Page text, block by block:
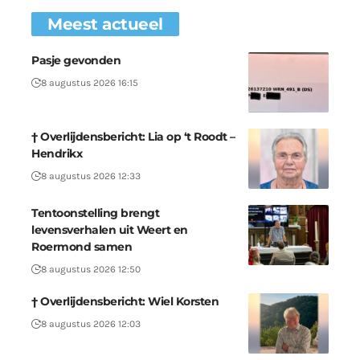
Meest actueel
Pasje gevonden
8 augustus 2026 16:15
† Overlijdensbericht: Lia op ‘t Roodt –
Hendrikx
8 augustus 2026 12:33
Tentoonstelling brengt
levensverhalen uit Weert en
Roermond samen
8 augustus 2026 12:50
† Overlijdensbericht: Wiel Korsten
8 augustus 2026 12:03